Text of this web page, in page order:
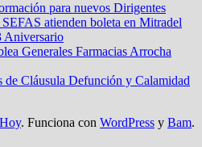
para nuevos Dirigentes
atienden boleta en Mitradel
Aniversario
Generales Farmacias Arrocha
de Cláusula Defunción y Calamidad
. Funciona con WordPress y Bam.